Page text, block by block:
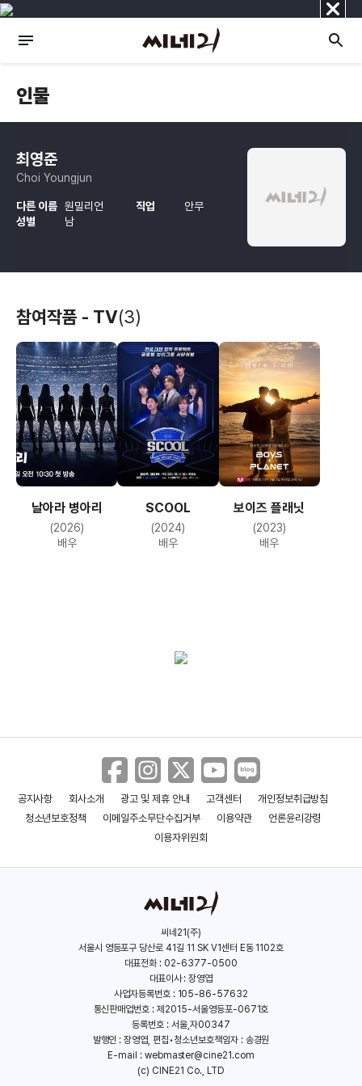
닫
기
인물
최영준
Choi Youngjun
다른 이름 원밀리언 직업
안무
성별
남
참여작품 - TV(3)
날아라 병아리
(2026)
배우
SCOOL
(2024)
배우
보이즈 플래닛
(2023)
배우
공지사항 회사소개 광고 및 제휴 안내 고객센터
개인정보취급방침
청소년보호정책
이메일주소무단수집거부 이용약관
언론윤리강령
이용자위원회
씨네21(주)
서울시 영등포구 당산로 41길 11 SK V1센터 E동 1102호
대표전화 : 02-6377-0500
대표이사 : 장영엽
사업자등록번호 : 105-86-57632
통신판매업번호 : 제2015-서울영등포-0671호
등록번호 : 서울,자00347
발행인 : 장영엽, 편집•청소년보호책임자 : 송경원
E-mail : webmaster@cine21.com
(c) CINE21 Co., LTD